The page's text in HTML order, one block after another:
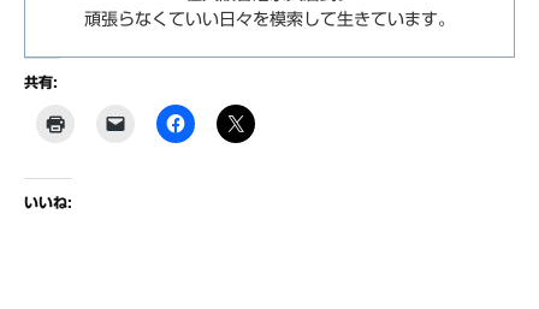
頑張らなくていい日々を模索して生きています。
共有:
いいね: